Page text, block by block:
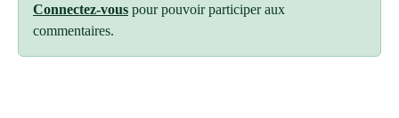
Connectez-vous pour pouvoir participer aux
commentaires.